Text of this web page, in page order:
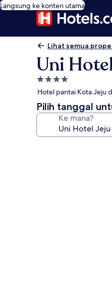
Langsung ke konten utama
Lihat semua
Uni
Properti
bintang
4.0
Hotel pantai Kota Jeju
Pilih tanggal
Ke mana?